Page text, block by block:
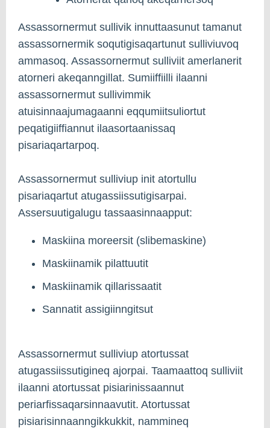
Assassornermut sullivik innuttaasunut tamanut
assassornermik soqutigisaqartunut sulliviuvoq
ammasoq. Assassornermut sulliviit amerlanerit
atorneri akeqanngillat. Sumiiffiilli ilaanni
assassornermut sullivimmik
atuisinnaajumagaanni eqqumiitsuliortut
peqatigiiffiannut ilaasortaanissaq
pisariaqartarpoq.
Assassornermut sulliviup init atortullu
pisariaqartut atugassiissutigisarpai.
Assersuutigalugu tassaasinnaapput:
Maskiina moreersit (slibemaskine)
Maskiinamik pilattuutit
Maskiinamik qillarissaatit
Sannatit assigiinngitsut
Assassornermut sulliviup atortussat
atugassiissutigineq ajorpai. Taamaattoq sulliviit
ilaanni atortussat pisiarinissaannut
periarfissaqarsinnaavutit. Atortussat
pisiarisinnaanngikkukkit, nammineq